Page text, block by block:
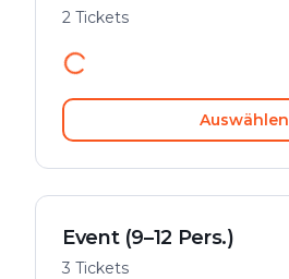
2 Tickets
Auswählen
Event (9–12 Pers.)
3 Tickets